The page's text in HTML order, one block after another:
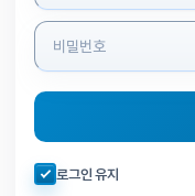
자동로그인 체크
로그인 유지